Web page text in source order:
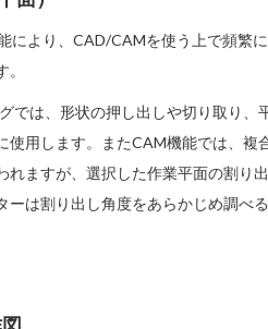
により、CAD/CAMを使う上で頻繁
では、形状の押し出しや切り取り、
使用します。またCAM機能では、複
れますが、選択した作業平面の割り
ーは割り出し角度をあらかじめ調べ